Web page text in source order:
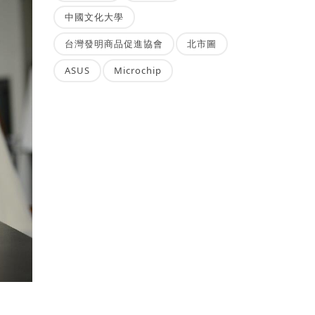
中國文化大學
台灣發明商品促進協會 北市圖
ASUS Microchip